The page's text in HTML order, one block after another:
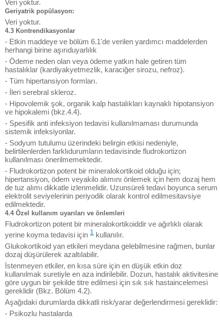
Veri yoktur.
Geriyatrik popülasyon:
Veri yoktur.
4.3 Kontrendikasyonlar
- Etkin maddeye ve bölüm 6.1'de verilen yardımcı maddelerden
herhangi birine aşırıduyarlılık
- Ödeme neden olan veya ödeme yatkın hale getiren tüm
hastalıklar (kardiyakyetmezlik, karaciğer sirozu, nefroz).
- Tüm hipertansiyon formları.
- İleri serebral skleroz.
- Hipovolemik şok, organik kalp hastalıkları kaynaklı hipotansiyon
ve hipokalemi (bkz.4.4).
- Spesifik anti infeksiyon tedavisi kullanılmaması durumunda
sistemik infeksiyonlar.
- Sodyum tutulumu üzerindeki belirgin etkisi nedeniyle,
belirtilenlerden farklıdurumların tedavisinde fludrokortizon
kullanılması önerilmemektedir.
- Fludrokortizon potent bir mineralokortikoid olduğu için;
hipertansiyon, ödem veyakilo alımını önlemek için hem dozaj hem
de tuz alımı dikkatle izlenmelidir. Uzunsüreli tedavi boyunca serum
elektrolit seviyelerinin periyodik olarak kontrol edilmesitavsiye
edilmektedir.
4.4 Özel kullanım uyarıları ve önlemleri
Fludrokortizon potent bir mineralokortikoiddir ve ağırlıklı olarak
yerine koyma tedavisi için 1 kullanılır.
Glukokortikoid yan etkileri meydana gelebilmesine rağmen, bunlar
dozaj düşürülerek azaltılabilir.
İstenmeyen etkiler, en kısa süre için en düşük etkin doz
kullanılmak suretiyle en aza indirilebilir. Dozun, hastalık aktivitesine
göre uygun bir şekilde titre edilmesi için sık sık hastaincelemesi
gereklidir (Bkz. Bölüm 4.2).
Aşağıdaki durumlarda dikkatli risk/yarar değerlendirmesi gereklidir:
- Psikozlu hastalarda